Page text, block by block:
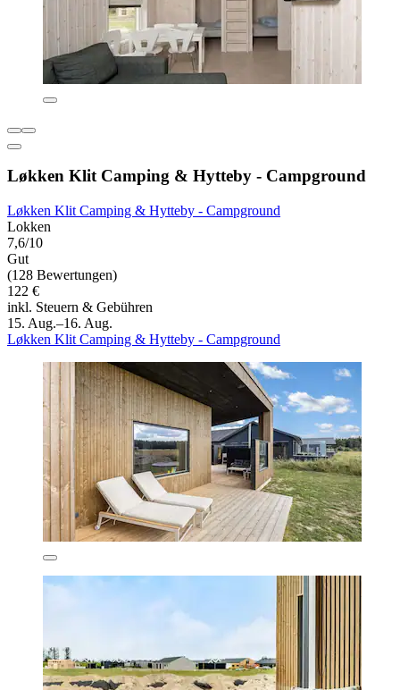
Løkken Klit Camping & Hytteby - Campground
Løkken Klit Camping & Hytteby - Campground
Lokken
7,6/10
Gut
(128 Bewertungen)
122 €
inkl. Steuern & Gebühren
15. Aug.–16. Aug.
Løkken Klit Camping & Hytteby - Campground